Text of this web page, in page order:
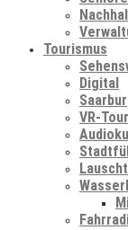
Tourismus
Digital
VR-Tour